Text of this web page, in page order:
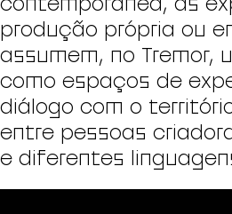
produção própria ou
assumem, no Tremor,
como espaços de
diálogo com o
entre pessoas
e diferentes